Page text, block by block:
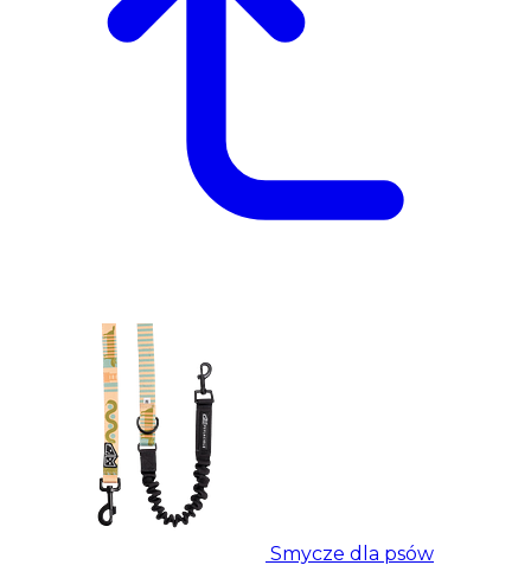
Smycze dla psów